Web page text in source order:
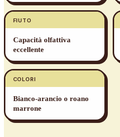
FIUTO
Capacità olfattiva
eccellente
COLORI
Bianco-arancio o roano
marrone